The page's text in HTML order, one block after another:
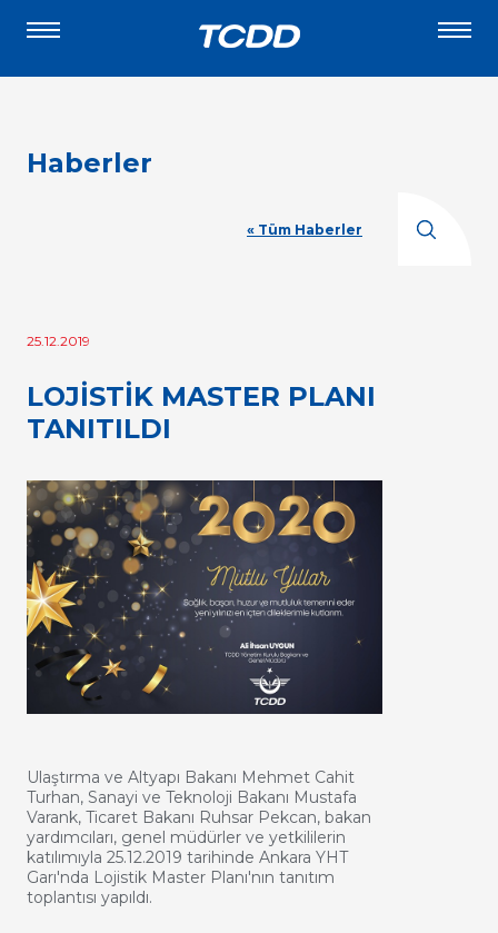
Haberler
« Tüm Haberler
25.12.2019
LOJİSTİK MASTER PLANI
TANITILDI
Ulaştırma ve Altyapı Bakanı Mehmet Cahit
Turhan, Sanayi ve Teknoloji Bakanı Mustafa
Varank, Ticaret Bakanı Ruhsar Pekcan, bakan
yardımcıları, genel müdürler ve yetkililerin
katılımıyla 25.12.2019 tarihinde Ankara YHT
Garı'nda Lojistik Master Planı'nın tanıtım
toplantısı yapıldı.